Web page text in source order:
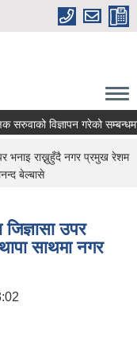
सरुवाको विज्ञापन गरेको सम्बन्धमा ।
भनाइ राख्नुहुँदै नगर प्रमुख रेशम
बेल्बासे
उपर
साथमा नगर